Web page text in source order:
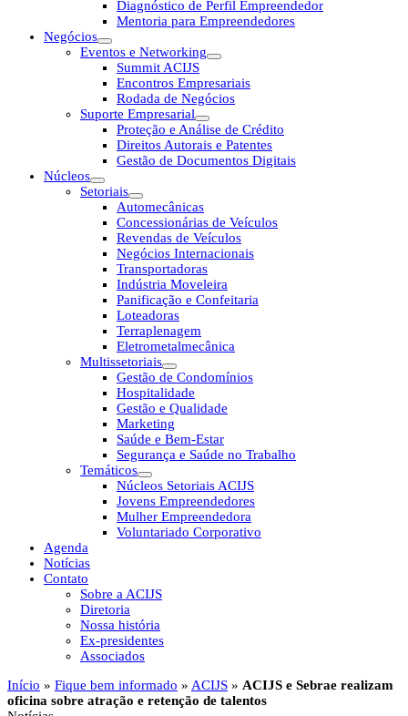
Diagnóstico de Perfil Empreendedor
Mentoria para Empreendedores
Negócios
Eventos e Networking
Summit ACIJS
Encontros Empresariais
Rodada de Negócios
Suporte Empresarial
Proteção e Análise de Crédito
Direitos Autorais e Patentes
Gestão de Documentos Digitais
Núcleos
Setoriais
Automecânicas
Concessionárias de Veículos
Revendas de Veículos
Negócios Internacionais
Transportadoras
Indústria Moveleira
Panificação e Confeitaria
Loteadoras
Terraplenagem
Eletrometalmecânica
Multissetoriais
Gestão de Condomínios
Hospitalidade
Gestão e Qualidade
Marketing
Saúde e Bem-Estar
Segurança e Saúde no Trabalho
Temáticos
Núcleos Setoriais ACIJS
Jovens Empreendedores
Mulher Empreendedora
Voluntariado Corporativo
Agenda
Notícias
Contato
Sobre a ACIJS
Diretoria
Nossa história
Ex-presidentes
Associados
Início » Fique bem informado » ACIJS » ACIJS e Sebrae realizam
oficina sobre atração e retenção de talentos